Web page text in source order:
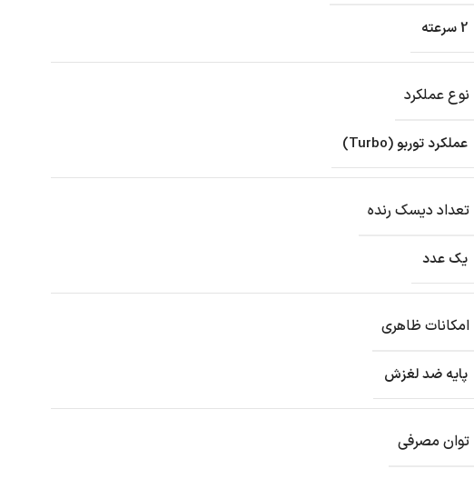
2 سرعته
نوع عملکرد
عملکرد توربو (Turbo)
تعداد دیسک رنده
یک عدد
امکانات ظاهری
پایه ضد لغزش
توان مصرفی